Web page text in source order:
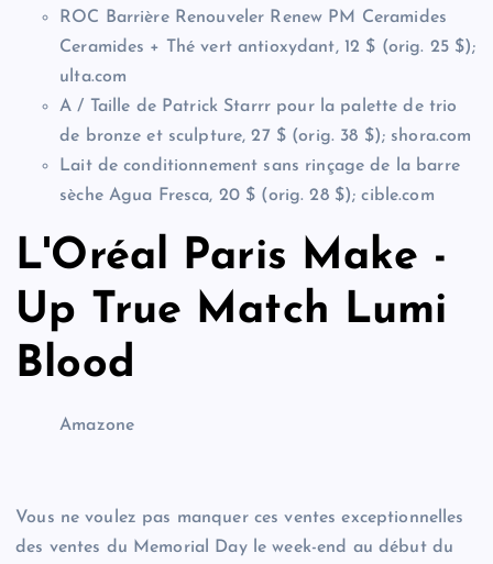
ROC Barrière Renouveler Renew PM Ceramides
Ceramides + Thé vert antioxydant, 12 $ (orig. 25 $);
ulta.com
A / Taille de Patrick Starrr pour la palette de trio
de bronze et sculpture, 27 $ (orig. 38 $); shora.com
Lait de conditionnement sans rinçage de la barre
sèche Agua Fresca, 20 $ (orig. 28 $); cible.com
L'Oréal Paris Make -
Up True Match Lumi
Blood
Amazone
Vous ne voulez pas manquer ces ventes exceptionnelles
des ventes du Memorial Day le week-end au début du